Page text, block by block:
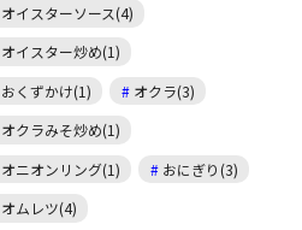
オイスターソース(4)
オイスター炒め(1)
おくずかけ(1)
オクラ(3)
オクラみそ炒め(1)
オニオンリング(1)
おにぎり(3)
オムレツ(4)